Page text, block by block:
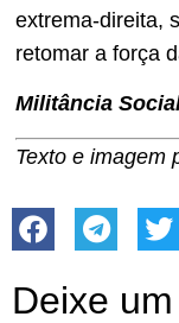
extrema-direita,
retomar a força
Militância
Texto e imagem
Deixe